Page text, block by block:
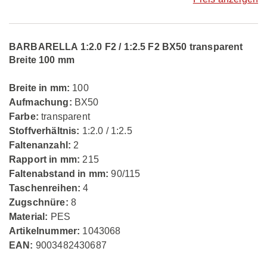
BARBARELLA 1:2.0 F2 / 1:2.5 F2 BX50 transparent
Breite 100 mm
Breite in mm: 100
Aufmachung: BX50
Farbe: transparent
Stoffverhältnis: 1:2.0 / 1:2.5
Faltenanzahl: 2
Rapport in mm: 215
Faltenabstand in mm: 90/115
Taschenreihen: 4
Zugschnüre: 8
Material: PES
Artikelnummer: 1043068
EAN: 9003482430687